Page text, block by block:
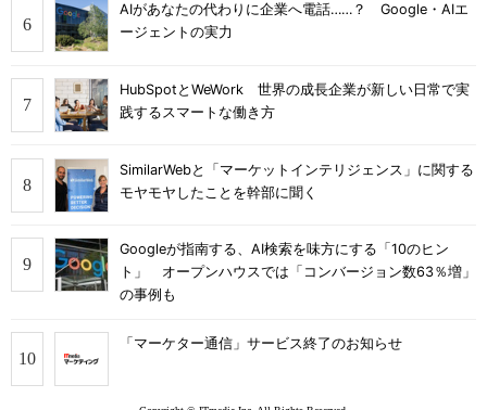
AIがあなたの代わりに企業へ電話……？ Google・AIエ
ージェントの実力
HubSpotとWeWork 世界の成長企業が新しい日常で実
践するスマートな働き方
SimilarWebと「マーケットインテリジェンス」に関する
モヤモヤしたことを幹部に聞く
Googleが指南する、AI検索を味方にする「10のヒン
ト」 オープンハウスでは「コンバージョン数63％増」
の事例も
「マーケター通信」サービス終了のお知らせ